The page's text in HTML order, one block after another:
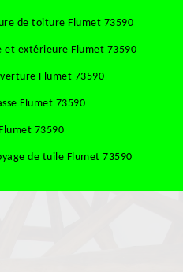
de toiture Flumet 73590
extérieure Flumet 73590
Flumet 73590
Flumet 73590
73590
de tuile Flumet 73590